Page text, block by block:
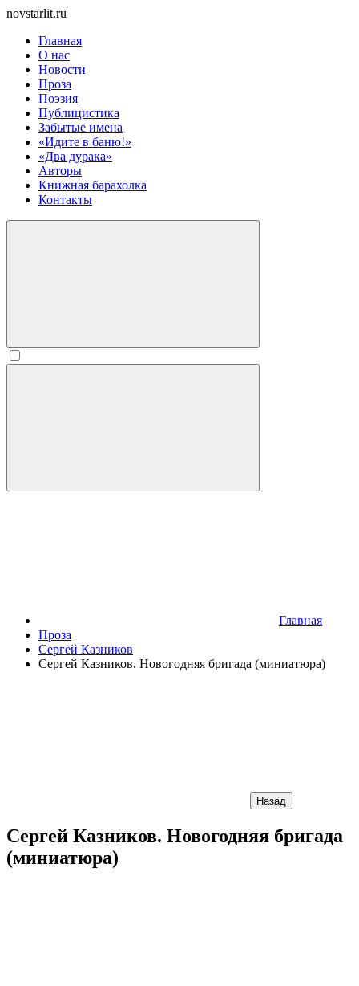
novstarlit.ru
Главная
О нас
Новости
Проза
Поэзия
Публицистика
Забытые имена
«Идите в баню!»
«Два дурака»
Авторы
Книжная барахолка
Контакты
Главная
Проза
Сергей Казников
Сергей Казников. Новогодняя бригада (миниатюра)
Назад
Сергей Казников. Новогодняя бригада
(миниатюра)